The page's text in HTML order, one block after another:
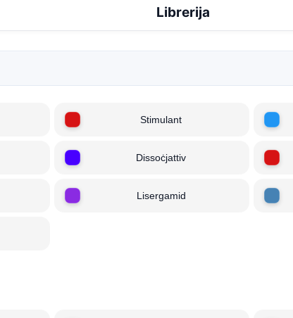
Librerija
Stimulant
Dissoċjattiv
Lisergamid